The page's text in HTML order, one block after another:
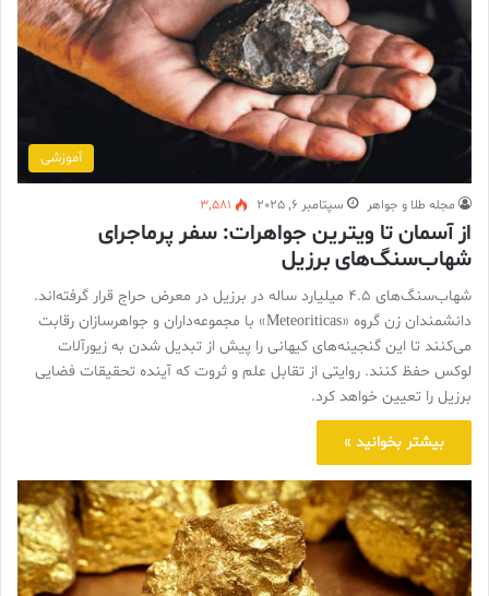
آموزشی
مجله طلا و جواهر سپتامبر 6, 2025 3,581
از آسمان تا ویترین جواهرات: سفر پرماجرای
شهاب‌سنگ‌های برزیل
شهاب‌سنگ‌های ۴.۵ میلیارد ساله در برزیل در معرض حراج قرار گرفته‌اند.
دانشمندان زن گروه «Meteoriticas» با مجموعه‌داران و جواهرسازان رقابت
می‌کنند تا این گنجینه‌های کیهانی را پیش از تبدیل شدن به زیورآلات
لوکس حفظ کنند. روایتی از تقابل علم و ثروت که آینده تحقیقات فضایی
برزیل را تعیین خواهد کرد.
بیشتر بخوانید »